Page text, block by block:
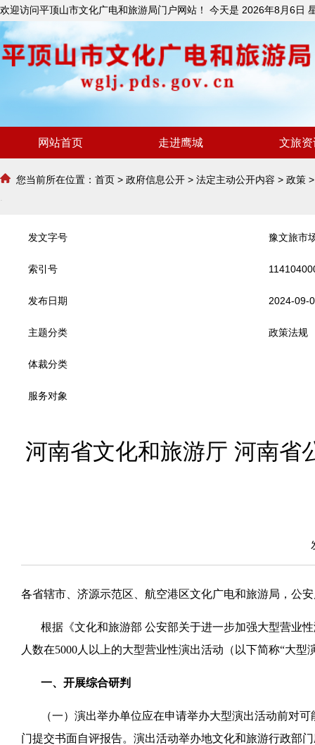
欢迎访问平顶山市文化广电和旅游局门户网站！ 今天是 2026年8月6日
网站首页 走进鹰城 文旅资
您当前所在位置： 首页 > 政府信息公开 > 法定主动公开内容 > 政策
发文字号 豫文旅市
索引号
发布日期 2024-09-
主题分类 政策法规
体裁分类
服务对象
河南省文化和旅游厅 河南省
各省辖市、济源示范区、航空港区文化广电和旅游局，公
根据《文化和旅游部 公安部关于进一步加强大型营业
人数在5000人以上的大型营业性演出活动（以下简称“大
一、开展综合研判
（一）演出举办单位应在申请举办大型演出活动前对
门提交书面自评报告。演出活动举办地文化和旅游行政部